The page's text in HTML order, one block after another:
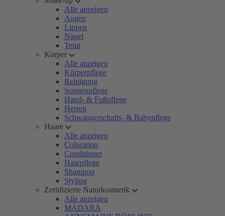
Alle anzeigen
Augen
Lippen
Nägel
Teint
Körper
Alle anzeigen
Körperpflege
Reinigung
Sonnenpflege
Hand- & Fußpflege
Herren
Schwangerschafts- & Babypflege
Haare
Alle anzeigen
Coloration
Conditioner
Haarpflege
Shampoo
Styling
Zertifizierte Naturkosmetik
Alle anzeigen
MÁDARA